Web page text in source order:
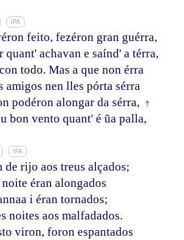
IPA
feito, fezéron gran guérra,
quant' achavan e saínd' a térra,
todo. Mas a que non érra
amigos nen lles pórta sérra
podéron alongar da sérra, †
bon vento quant' é ũa palla,
IPA
de rijo aos treus alçados;
éran alongados
i éran tornados;
noites aos malfadados.
viron, foron espantados